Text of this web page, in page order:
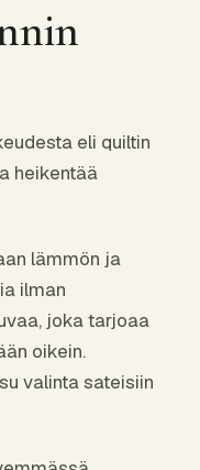
eli quiltin
heikentää
lämmön ja
ilman
joka tarjoaa
oikein.
valinta sateisiin